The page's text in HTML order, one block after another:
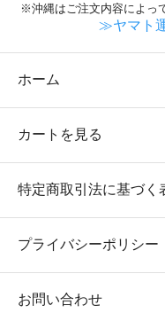
※沖縄はご注文内容によっ
≫ヤマト
ホーム
カートを見る
特定商取引法に基づく
プライバシーポリシー
お問い合わせ